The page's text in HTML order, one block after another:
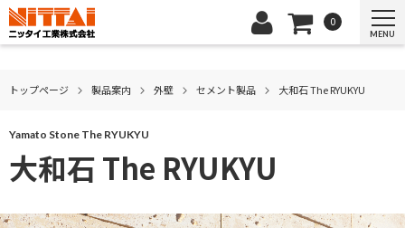
0
MENU
トップページ 製品案内 外壁 セメント製品 大和石 The RYUKYU
Yamato Stone The RYUKYU
大和石 The RYUKYU